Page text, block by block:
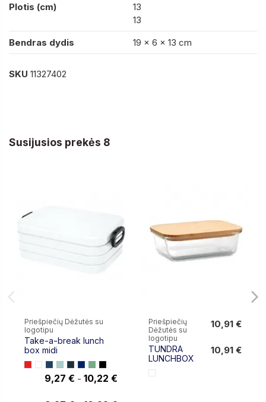
Plotis (cm)
13
13
Bendras dydis
19 x 6 x 13 cm
SKU 11327402
Susijusios prekės 8
Priešpiečių Dėžutės su
logotipu
Take-a-break lunch
box midi
9,27 € - 10,22 €
Priešpiečių
Dėžutės su
logotipu
TUNDRA
LUNCHBOX
10,91 €
10,91 €